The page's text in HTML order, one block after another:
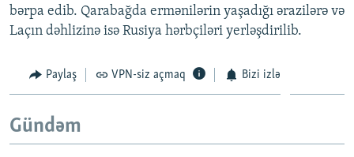
bərpa edib. Qarabağda ermənilərin yaşadığı ərazilərə və
Laçın dəhlizinə isə Rusiya hərbçiləri yerləşdirilib.
Paylaş VPN-siz açmaq Bizi izlə
Gündəm